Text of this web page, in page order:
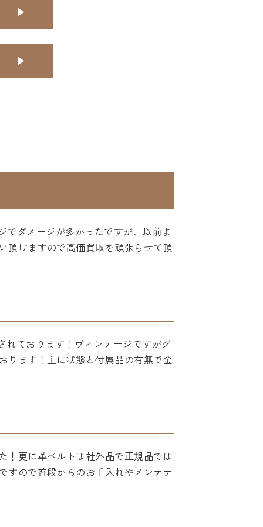
でダメージが多かったですが、以前よ
頂けますので高価買取を頑張らせて頂
れております！ヴィンテージですがグ
ります！主に状態と付属品の有無で金
！更に革ベルトは社外品で正規品では
すので普段からのお手入れやメンテナ